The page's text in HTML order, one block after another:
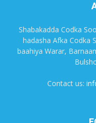
Shabakadda Codka
hadasha Afka Codka
baahiya Warar,
Contact us: